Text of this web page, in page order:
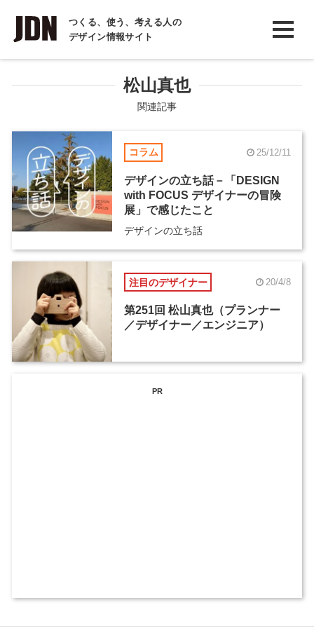
つくる、使う、考える人の
デザイン情報サイト
INTERVIEW
インタビュー
COLUMN
コラム
松山真也
関連記事
コラム 25/12/11
デザインの立ち話－「DESIGN
with FOCUS デザイナーの冒険
展」で感じたこと
デザインの立ち話
注目のデザイナー 20/4/8
第251回 松山真也（プランナー
／デザイナー／エンジニア）
PR